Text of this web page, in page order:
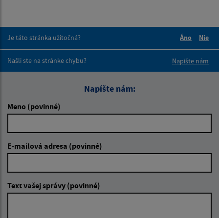
Je táto stránka užitočná?
Áno
Nie
Našli ste na stránke chybu?
Napíšte nám
Napíšte nám:
Meno (povinné)
E-mailová adresa (povinné)
Text vašej správy (povinné)